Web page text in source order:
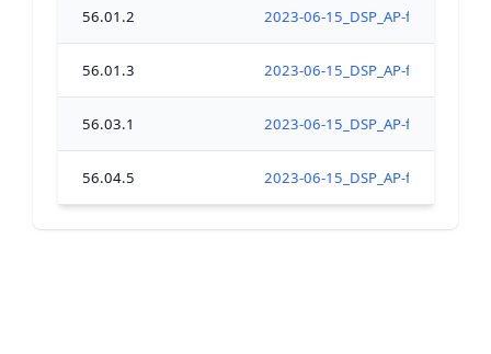
56.01.2 2023-06-15_DSP_AP-
56.01.3 2023-06-15_DSP_AP-
56.03.1 2023-06-15_DSP_AP-
56.04.5 2023-06-15_DSP_AP-